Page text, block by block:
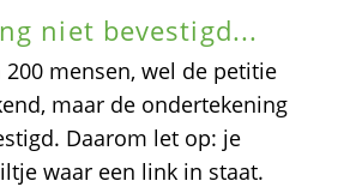
niet bevestigd...
mensen, wel de petitie
maar de ondertekening
Daarom let op: je
waar een link in staat.